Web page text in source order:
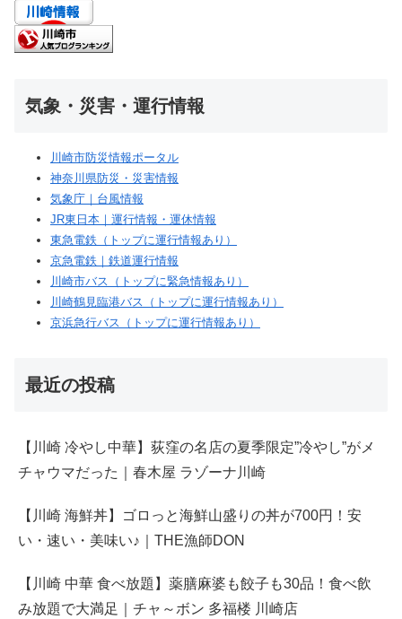
気象・災害・運行情報
川崎市防災情報ポータル
神奈川県防災・災害情報
気象庁｜台風情報
JR東日本｜運行情報・運休情報
東急電鉄（トップに運行情報あり）
京急電鉄｜鉄道運行情報
川崎市バス（トップに緊急情報あり）
川崎鶴見臨港バス（トップに運行情報あり）
京浜急行バス（トップに運行情報あり）
最近の投稿
【川崎 冷やし中華】荻窪の名店の夏季限定”冷やし”がメ
チャウマだった｜春木屋 ラゾーナ川崎
【川崎 海鮮丼】ゴロっと海鮮山盛りの丼が700円！安
い・速い・美味い♪｜THE漁師DON
【川崎 中華 食べ放題】薬膳麻婆も餃子も30品！食べ飲
み放題で大満足｜チャ～ボン 多福楼 川崎店